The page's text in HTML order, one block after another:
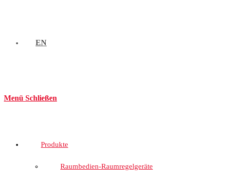
EN
Menü Schließen
Produkte
Raumbedien-Raumregelgeräte